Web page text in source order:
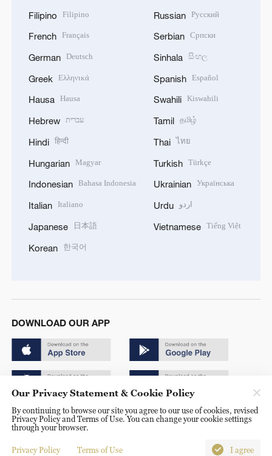
Filipino Filipino
French Français
German Deutsch
Greek Ελληνικά
Hausa Hausa
Hebrew עברית
Hindi हिन्दी
Hungarian Magyar
Indonesian Bahasa Indonesia
Italian Italiano
Japanese 日本語
Korean 한국어
Russian Русский
Serbian Српски
Sinhala සිංහල
Spanish Español
Swahili Kiswahili
Tamil தமிழ்
Thai ไทย
Turkish Türkçe
Ukrainian Українська
Urdu اردو
Vietnamese Tiếng Việt
DOWNLOAD OUR APP
Copyright © 2024 CGTN.
京ICP备20000184号
京公网安备 11010502050052号
Our Privacy Statement & Cookie Policy
By continuing to browse our site you agree to our use of cookies, revised
Privacy Policy and Terms of Use. You can change your cookie settings
through your browser.
Privacy Policy Terms of Use I agree